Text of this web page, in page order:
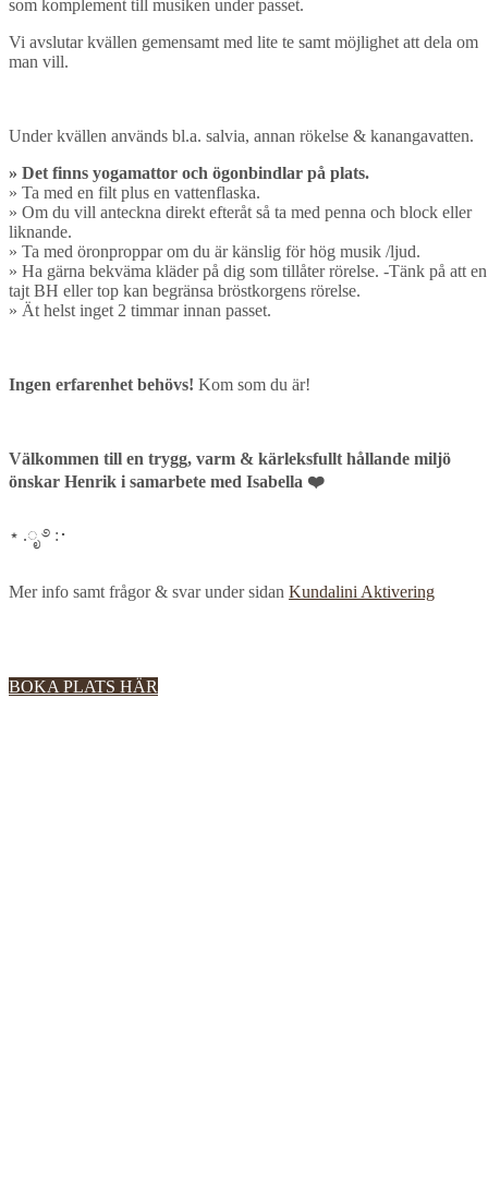
som komplement till musiken under passet.
Vi avslutar kvällen gemensamt med lite te samt möjlighet att dela om
man vill.
Under kvällen används bl.a. salvia, annan rökelse & kanangavatten.
» Det finns yogamattor och ögonbindlar på plats.
» Ta med en filt plus en vattenflaska.
» Om du vill anteckna direkt efteråt så ta med penna och block eller
liknande.
» Ta med öronproppar om du är känslig för hög musik /ljud.
» Ha gärna bekväma kläder på dig som tillåter rörelse. -Tänk på att en
tajt BH eller top kan begränsa bröstkorgens rörelse.
» Ät helst inget 2 timmar innan passet.
Ingen erfarenhet behövs! Kom som du är!
Välkommen till en trygg, varm & kärleksfullt hållande miljö
önskar Henrik i samarbete med Isabella ❤️
⋆ .ೃ ࿔ :･
Mer info samt frågor & svar under sidan Kundalini Aktivering
BOKA PLATS HÄR